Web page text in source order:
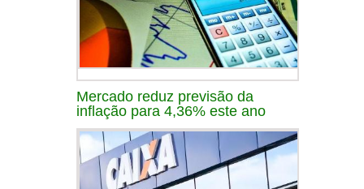
Mercado reduz previsão da
inflação para 4,36% este ano